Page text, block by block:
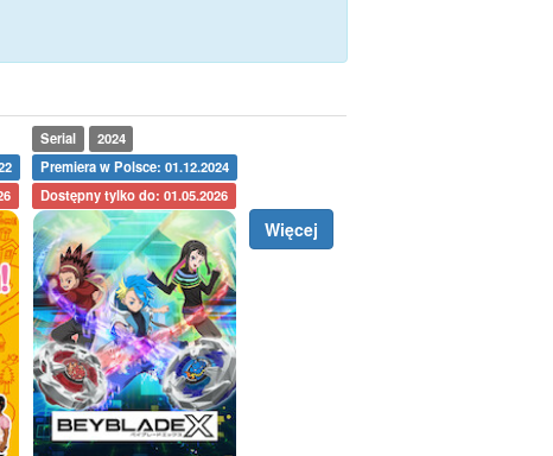
Serial
2024
Premiera w Polsce: 01.12.2024
Dostępny tylko do: 01.05.2026
Więcej